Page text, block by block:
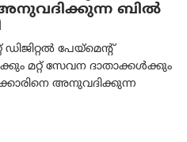
ബിൽ
പേയ്‌മെന്റ്
മറ്റ് സേവന ദാതാക്കൾക്കും
അനുവദിക്കുന്ന